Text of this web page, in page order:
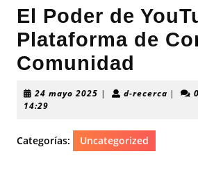
El Poder de
Plataforma de
Comunidad
24 mayo 2025 24| d-recercad-|
14:29
Categorías: Uncategorized